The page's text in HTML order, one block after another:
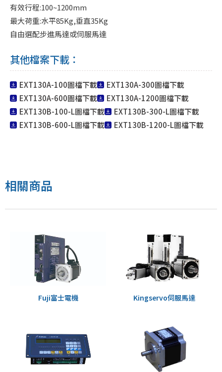
有效行程:100~1200mm
最大荷重:水平85Kg,垂直35Kg
自由選配步進馬達或伺服馬達
其他檔案下載：
EXT130A-100圖檔下載
EXT130A-300圖檔下載
EXT130A-600圖檔下載
EXT130A-1200圖檔下載
EXT130B-100-L圖檔下載
EXT130B-300-L圖檔下載
EXT130B-600-L圖檔下載
EXT130B-1200-L圖檔下載
相關商品
Fuji富士電機 Kingservo伺服馬達